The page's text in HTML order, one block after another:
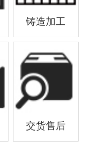
铸造加工
交货售后